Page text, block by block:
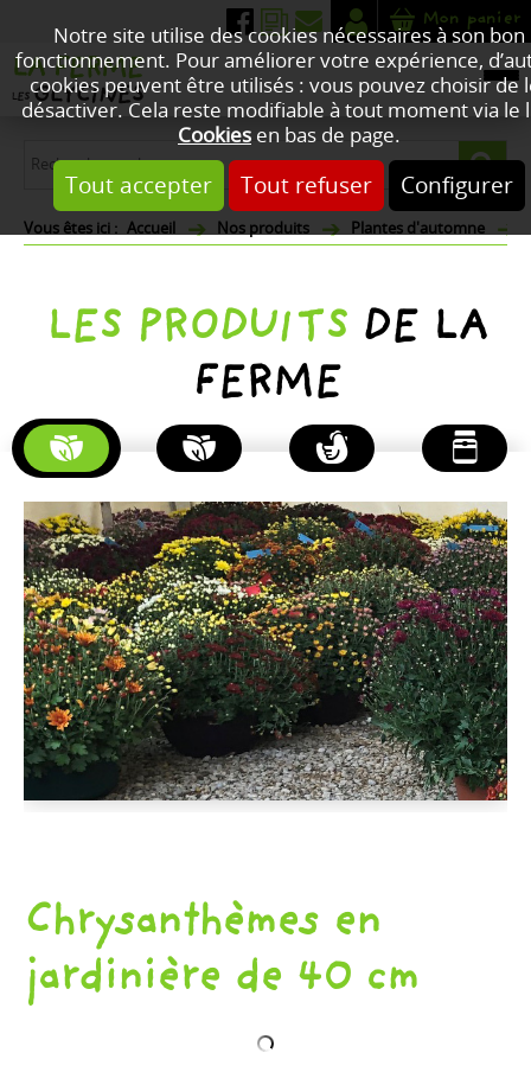
Notre site utilise des cookies nécessaires à son bon
fonctionnement. Pour améliorer votre expérience,
cookies peuvent être utilisés : vous pouvez choisir de
désactiver. Cela reste modifiable à tout moment via le
Cookies en bas de page.
Tout accepter Tout refuser Configurer
Mon panier
Accueil Nos produits Plantes d'automne
LES PRODUITS DE LA
FERME
PLANTES
D'AUTOMNE
FLEURS
ET
PLANTS
DE
PRINTEMPS
POULETS
ET
PINTADES
PRODUITS
DE
L'ÉPICERIE
Chrysanthèmes en
jardinière de 40 cm